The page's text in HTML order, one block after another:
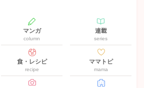
マンガ
column
連載
series
食・レシピ
recipe
ママトピ
mama